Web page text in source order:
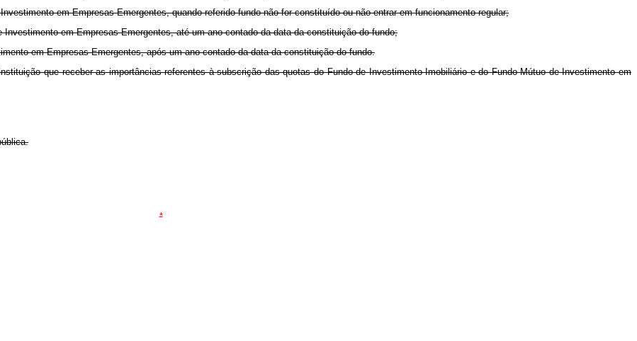
em Empresas Emergentes, quando referido fundo não for constituído ou não entrar em funcionamento regular;
em Empresas Emergentes, até um ano contado da data da constituição do fundo;
em Empresas Emergentes, após um ano contado da data da constituição do fundo.
que receber as importâncias referentes à subscrição das quotas do Fundo de Investimento Imobiliário e do Fundo Mútuo de Investimento em
*